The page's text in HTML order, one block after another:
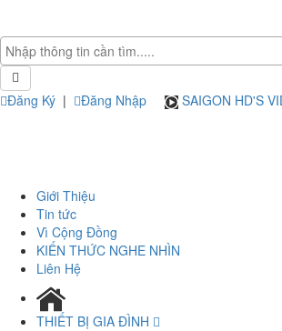
Đăng Ký | Đăng Nhập SAIGON HD'S
Giới Thiệu
Tin tức
Vì Cộng Đồng
KIẾN THỨC NGHE NHÌN
Liên Hệ
THIẾT BỊ GIA ĐÌNH